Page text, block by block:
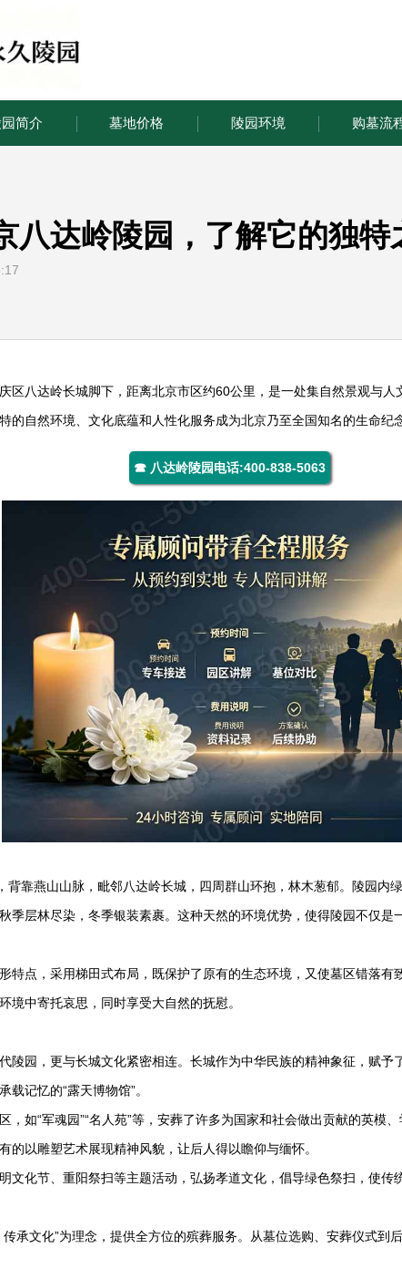
简介 墓地价格 陵园环境 购墓流
八达岭陵园，了解它的独特
区八达岭长城脚下，距离北京市区约60公里，是一处集自然景观与
的自然环境、文化底蕴和人性化服务成为北京乃至全国知名的生命纪
☎ 八达岭陵园电话:400-838-5063
背靠燕山山脉，毗邻八达岭长城，四周群山环抱，林木葱郁。陵园内
季层林尽染，冬季银装素裹。这种天然的环境优势，使得陵园不仅是
特点，采用梯田式布局，既保护了原有的生态环境，又使墓区错落有
境中寄托哀思，同时享受大自然的抚慰。
陵园，更与长城文化紧密相连。长城作为中华民族的精神象征，赋予
记忆的“露天博物馆”。
，如“军魂园”“名人苑”等，安葬了许多为国家和社会做出贡献的英模
的以雕塑艺术展现精神风貌，让后人得以瞻仰与缅怀。
文化节、重阳祭扫等主题活动，弘扬孝道文化，倡导绿色祭扫，使传
传承文化”为理念，提供全方位的殡葬服务。从墓位选购、安葬仪式到